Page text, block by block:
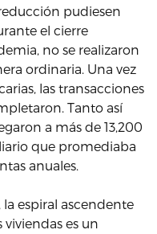
pudiesen
el cierre
no se realizaron
ordinaria. Una vez
las transacciones
Tanto así
a más de 13,200
que promediaba
anuales.
espiral ascendente
viviendas es un